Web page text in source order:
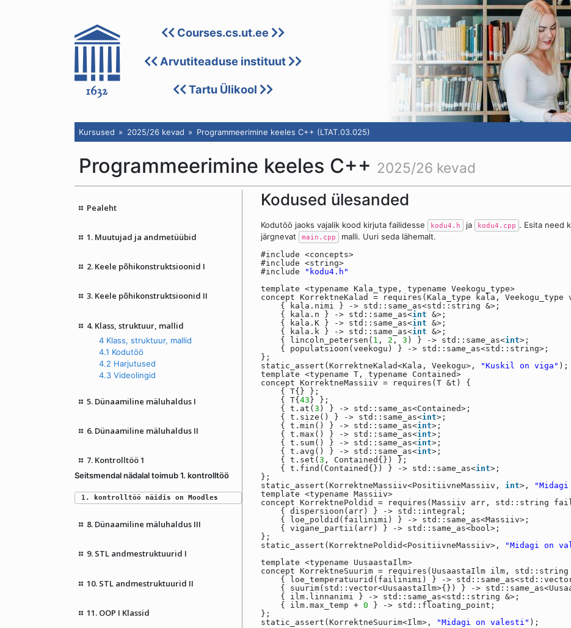
Courses.cs.ut.ee
Arvutiteaduse instituut
Tartu Ülikool
Kursused 2025/26 kevad Programmeerimine keeles C++ (LTAT.03.025)
Programmeerimine keeles C++ 2025/26 kevad
Pealeht
1. Muutujad ja andmetüübid
2. Keele põhikonstruktsioonid I
3. Keele põhikonstruktsioonid II
4. Klass, struktuur, mallid
4 Klass, struktuur, mallid
4.1 Kodutöö
4.2 Harjutused
4.3 Videolingid
5. Dünaamiline mäluhaldus I
6. Dünaamiline mäluhaldus II
7. Kontrolltöö 1
Seitsmendal nädalal toimub 1. kontrolltöö
1. kontrolltöö näidis on Moodles
8. Dünaamiline mäluhaldus III
9. STL andmestruktuurid I
10. STL andmestruktuurid II
11. OOP I Klassid
Kodused ülesanded
Kodutöö jaoks vajalik kood kirjuta failidesse kodu4.h ja kodu4.cpp . Esita need
järgnevat
main.cpp malli. Uuri seda lähemalt.
#include <concepts>
#include <string>
#include
"kodu4.h"
template <typename Kala_type, typename Veekogu_type>
concept KorrektneKalad = requires(Kala_type kala, Veekogu_type
{ kala.nimi } -> std::same_as<std::string &>;
{ kala.n } -> std::same_as<int &>;
{ kala.K } -> std::same_as<int &>;
{ kala.k } -> std::same_as<int &>;
{ lincoln_petersen( 1 , 2 , 3 ) } -> std::same_as<int>;
{ populatsioon(veekogu) } -> std::same_as<std::string>;
};
static_assert(KorrektneKalad<Kala, Veekogu>,
"Kuskil on viga" );
template <typename T, typename Contained>
concept KorrektneMassiiv = requires(T &t) {
{ T{} };
{ T{ 43 } };
{ t.at( 3 ) } -> std::same_as<Contained>;
{ t.size() } -> std::same_as<int>;
{ t.min() } -> std::same_as<int>;
{ t.max() } -> std::same_as<int>;
{ t.sum() } -> std::same_as<int>;
{ t.avg() } -> std::same_as<int>;
{ t.set( 3 , Contained{}) };
{ t.find(Contained{}) } -> std::same_as<int>;
};
static_assert(KorrektneMassiiv<PositiivneMassiiv, int>,
template <typename Massiiv>
concept KorrektnePoldid = requires(Massiiv arr, std::string
{ dispersioon(arr) } -> std::integral;
{ loe_poldid(failinimi) } -> std::same_as<Massiiv>;
{ vigane_partii(arr) } -> std::same_as<bool>;
};
static_assert(KorrektnePoldid<PositiivneMassiiv>,
"Midagi on
template <typename UusaastaIlm>
concept KorrektneSuurim = requires(UusaastaIlm ilm,
{ loe_temperatuurid(failinimi) } ->
{ suurim(std::vector<UusaastaIlm>{}) } ->
{ ilm.linnanimi } -> std::same_as<std::string &>;
{ ilm.max_temp + 0
} -> std::floating_point;
};
static_assert(KorrektneSuurim<Ilm>,
"Midagi on valesti" );